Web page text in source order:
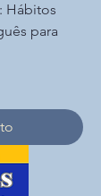
Hábitos
para